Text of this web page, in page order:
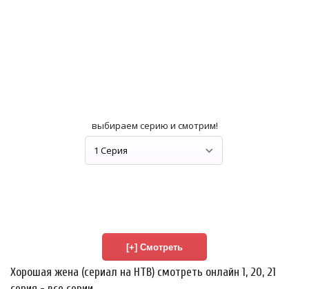
выбираем серию и смотрим!
Хорошая жена (сериал на НТВ) смотреть онлайн 1, 20, 21